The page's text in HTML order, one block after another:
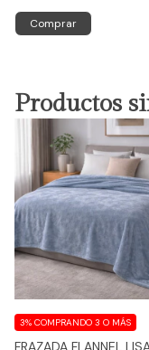
Comprar
Productos
FRAZADA FLANNEL
3% COMPRANDO 3 O MÁS